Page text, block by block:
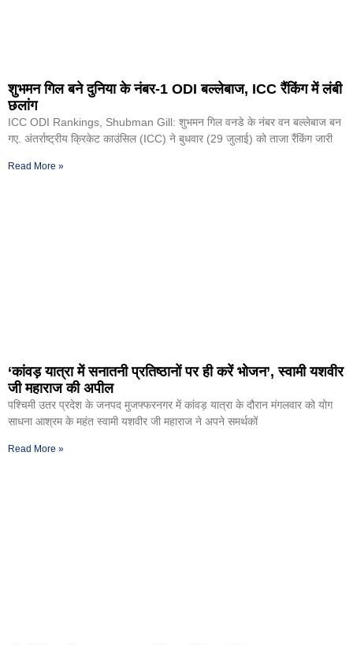
शुभमन गिल बने दुनिया के नंबर-1 ODI बल्लेबाज, ICC रैंकिंग में लंबी
छलांग
ICC ODI Rankings, Shubman Gill: शुभमन गिल वनडे के नंबर वन बल्लेबाज बन
गए. अंतर्राष्ट्रीय क्रिकेट काउंसिल (ICC) ने बुधवार (29 जुलाई) को ताजा रैंकिंग जारी
Read More »
‘कांवड़ यात्रा में सनातनी प्रतिष्ठानों पर ही करें भोजन’, स्वामी यशवीर
जी महाराज की अपील
पश्चिमी उतर प्रदेश के जनपद मुजफ्फरनगर में कांवड़ यात्रा के दौरान मंगलवार को योग
साधना आश्रम के महंत स्वामी यशवीर जी महाराज ने अपने समर्थकों
Read More »